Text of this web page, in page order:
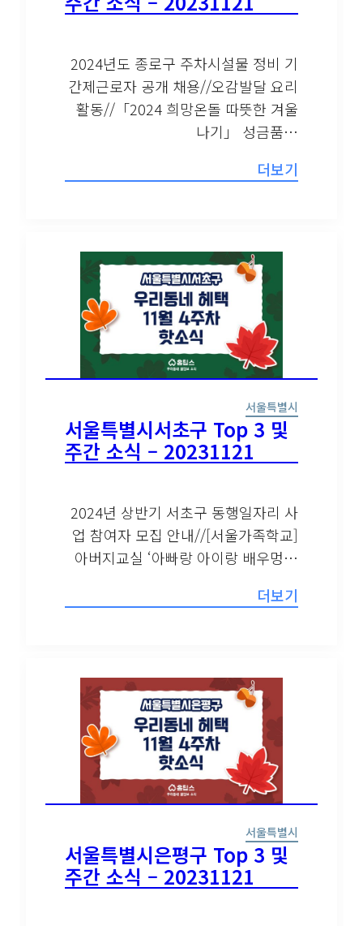
2024년도 종로구 주차시설물 정비 기
간제근로자 공개 채용//오감발달 요리
활동//「2024 희망온돌 따뜻한 겨울
나기」 성금품…
더보기
서울특별시
서울특별시서초구 Top 3 및
주간 소식 – 20231121
2024년 상반기 서초구 동행일자리 사
업 참여자 모집 안내//[서울가족학교]
아버지교실 ‘아빠랑 아이랑 배우멍…
더보기
서울특별시
서울특별시은평구 Top 3 및
주간 소식 – 20231121